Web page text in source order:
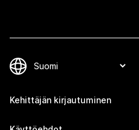
Kehittäjän kirjautuminen